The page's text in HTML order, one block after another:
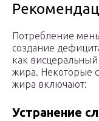
Потребление
создание
как
жира. Некоторые
жира включают:
Устранение